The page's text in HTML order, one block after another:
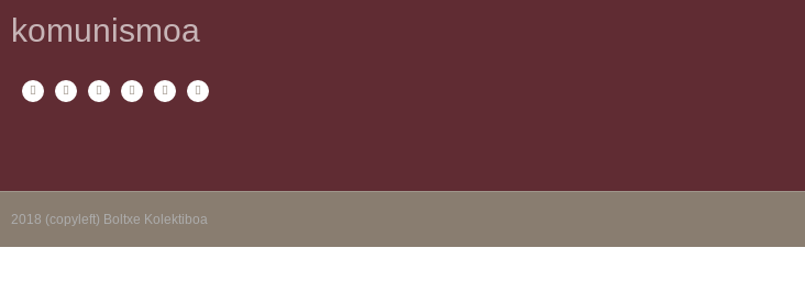
komunismoa
2018 (copyleft) Boltxe Kolektiboa